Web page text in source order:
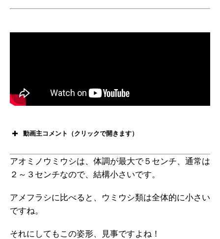
動画主コメント（クリックで開きます）
アオミノウミウシは、体調が最大で５センチ、通常は
２～３センチなので、結構小さいです。
アメフラシに比べると、ウミウシ類は全体的に小さい
ですね。
それにしてもこの姿形、見事ですよね！